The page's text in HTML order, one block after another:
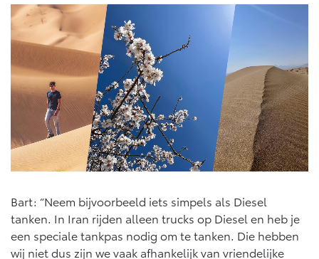
Vanaf € 89.986,-
Bart: “Neem bijvoorbeeld iets simpels als Diesel
tanken. In Iran rijden alleen trucks op Diesel en heb je
een speciale tankpas nodig om te tanken. Die hebben
wij niet dus zijn we vaak afhankelijk van vriendelijke